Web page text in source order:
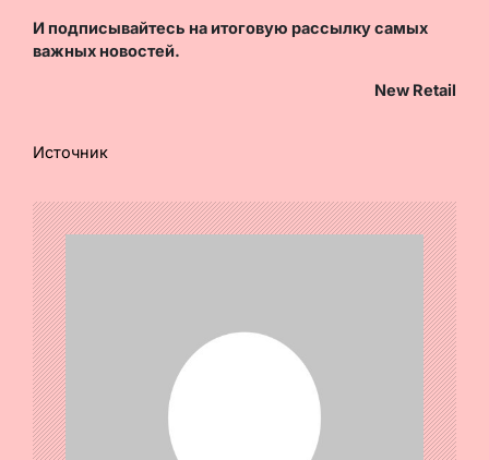
И подписывайтесь на итоговую рассылку самых
важных новостей.
New Retail
Источник